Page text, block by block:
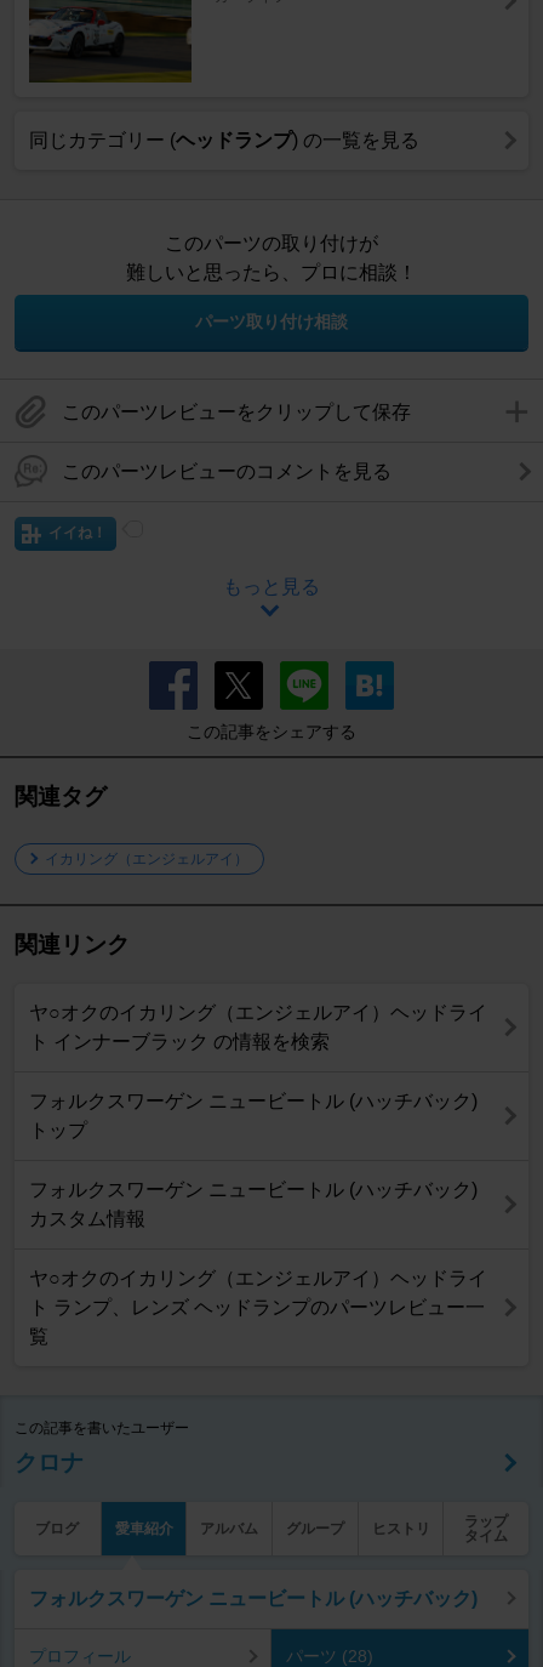
同じカテゴリー (ヘッドランプ) の一覧を見る
このパーツの取り付けが
難しいと思ったら、プロに相談！
パーツ取り付け相談
このパーツレビューをクリップして保存
このパーツレビューのコメントを見る
イイね！
もっと見る
この記事をシェアする
関連タグ
イカリング（エンジェルアイ）
関連リンク
ヤ○オクのイカリング（エンジェルアイ）ヘッドライ
ト インナーブラック の情報を検索
フォルクスワーゲン ニュービートル (ハッチバック)
トップ
フォルクスワーゲン ニュービートル (ハッチバック)
カスタム情報
ヤ○オクのイカリング（エンジェルアイ）ヘッドライ
ト ランプ、レンズ ヘッドランプのパーツレビュー一
覧
この記事を書いたユーザー
クロナ
ブログ 愛車紹介 アルバム グループ ヒストリ
ラップ
タイム
フォルクスワーゲン ニュービートル (ハッチバック)
プロフィール パーツ (28)